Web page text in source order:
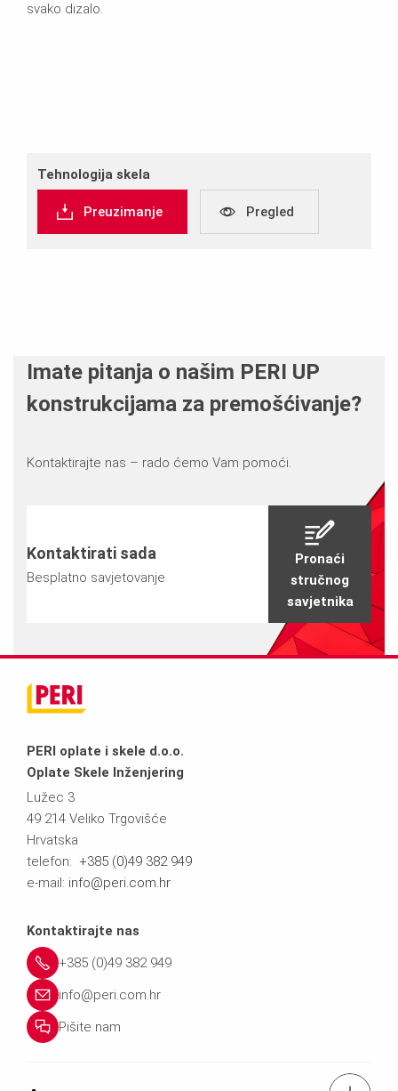
svako dizalo.
Tehnologija skela
Preuzimanje Pregled
Imate pitanja o našim PERI UP
konstrukcijama za premošćivanje?
Kontaktirajte nas – rado ćemo Vam pomoći.
Kontaktirati sada
Besplatno savjetovanje
Pronaći
stručnog
savjetnika
PERI oplate i skele d.o.o.
Oplate Skele Inženjering
Lužec 3
49 214 Veliko Trgovišće
Hrvatska
telefon: +385 (0)49 382 949
e-mail: info@peri.com.hr
Kontaktirajte nas
+385 (0)49 382 949
info@peri.com.hr
Pišite nam